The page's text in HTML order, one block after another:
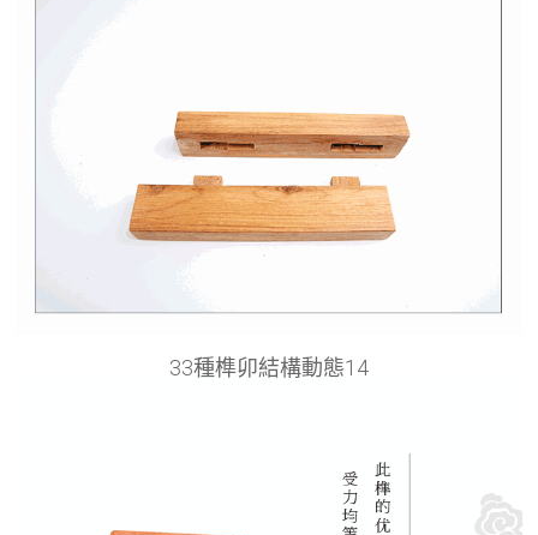
33種榫卯結構動態14